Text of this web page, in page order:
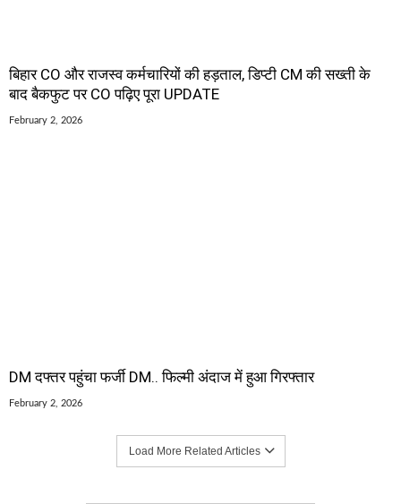
बिहार CO और राजस्व कर्मचारियों की हड़ताल, डिप्टी CM की सख्ती के
बाद बैकफुट पर CO पढ़िए पूरा UPDATE
February 2, 2026
DM दफ्तर पहुंचा फर्जी DM.. फिल्मी अंदाज में हुआ गिरफ्तार
February 2, 2026
Load More Related Articles